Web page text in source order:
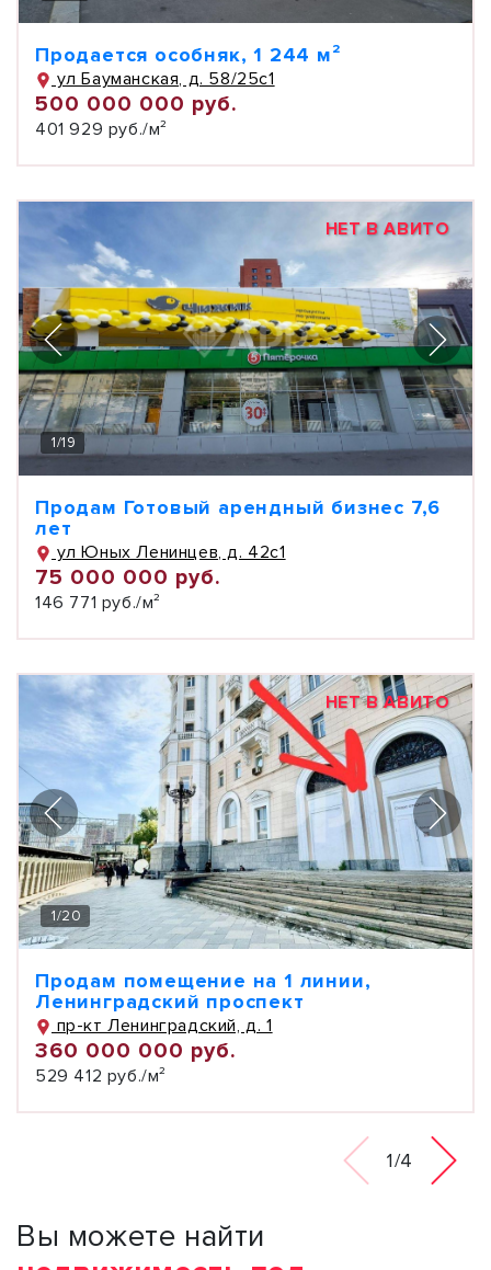
Продается особняк, 1 244 м²
ул Бауманская, д. 58/25с1
500 000 000 руб.
401 929 руб./м²
НЕТ В АВИТО
1/19
Продам Готовый арендный бизнес 7,6
лет
ул Юных Ленинцев, д. 42с1
75 000 000 руб.
146 771 руб./м²
НЕТ В АВИТО
1/20
Продам помещение на 1 линии,
Ленинградский проспект
пр-кт Ленинградский, д. 1
360 000 000 руб.
529 412 руб./м²
1/4
Вы можете найти